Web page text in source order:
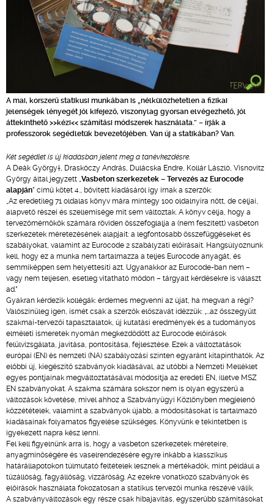
A mai, korszerű statikusi munkában is „nélkülözhetetlen a fizikai
jelenségek lényegét jól kifejező, viszonylag gyorsan elvégezhető, jól
áttekinthető >>kézi<< számítási módszerek használata.” – írják a
professzorok segédletük bevezetőjében. Van új a statikában? Van.
Két segédlet is új kiadásban jelent meg a tanévkezdésre.
A Deák György†, Draskóczy András, Dulácska Endre, Kollár László, Visnovitz
György által jegyzett „Vasbeton szerkezetek – Tervezés az Eurocode
alapján” című kötet 4., bővített kiadásáról így írnak a szerzők:
„Az eredetileg 71 oldalas könyv mára mintegy 100 oldalnyira nőtt, de céljai,
alapvető részei és szellemisége mit sem változtak. A könyv célja, hogy a
tervezőmérnökök számára röviden összefoglalja a (nem feszített) vasbeton
szerkezetek méretezésének alapjait: a legfontosabb összefüggéseket és
szabályokat, valamint az Eurocode 2 szabályzati előírásait. Hangsúlyoznunk
kell, hogy ez a munka nem tartalmazza a teljes Eurocode anyagát, és
semmiképpen sem helyettesíti azt. Ugyanakkor az Eurocode-ban nem –
vagy nem teljesen, esetleg vitatható módon – tárgyalt kérdésekre is választ
ad.”
Gyakran kérdezik kollégák: érdemes megvenni az újat, ha megvan a régi?
Valószínűleg igen, ismét csak a szerzők előszavát idézzük: „…az összegyűlt
szakmai-tervezői tapasztalatok, új kutatási eredmények és a tudományos
elméleti ismeretek nyomán megkezdődött az Eurocode előírások
felülvizsgálata, javítása, pontosítása, fejlesztése. Ezek a változtatások
európai (EN) és nemzeti (NA) szabályozási szinten egyaránt kitapinthatók. Az
előbbi új, kiegészítő szabványok kiadásával, az utóbbi a Nemzeti Melléklet
egyes pontjainak megváltoztatásával módosítja az eredeti EN, illetve MSZ
EN szabványokat. A szakma számára sokszor nem is olyan egyszerű a
változások követése, mivel ahhoz a Szabványügyi Közlönyben megjelenő
közzétételek, valamint a szabványok újabb, a módosításokat is tartalmazó
kiadásainak folyamatos figyelése szükséges. Könyvünk e tekintetben is
igyekezett napra kész lenni.
Fel kell figyelnünk arra is, hogy a vasbeton szerkezetek méreteire,
anyagminőségére és vaselrendezésére egyre inkább a klasszikus
határállapotokon túlmutató feltételek lesznek a mértékadók, mint például a
tűzállóság, fagyállóság, vízzáróság. Az ezekre vonatkozó szabványok és
előírások használata fokozatosan a statikus tervezői munka részévé válik.
A szabványváltozások egy része csak hibajavítás, egyszerűbb számításokat